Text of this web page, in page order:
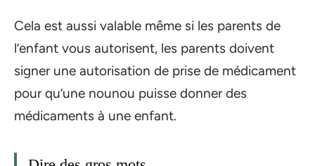
Cela est aussi valable même si les parents de
l’enfant vous autorisent, les parents doivent
signer une autorisation de prise de médicament
pour qu’une nounou puisse donner des
médicaments à une enfant.